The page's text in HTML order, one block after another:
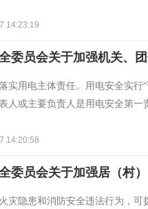
14:23:19
委员会关于加强机关、
实用电主体责任。用电安全实行
人或主要负责人是用电安全第
14:20:58
委员会关于加强居（村
灾隐患和消防安全违法行为，